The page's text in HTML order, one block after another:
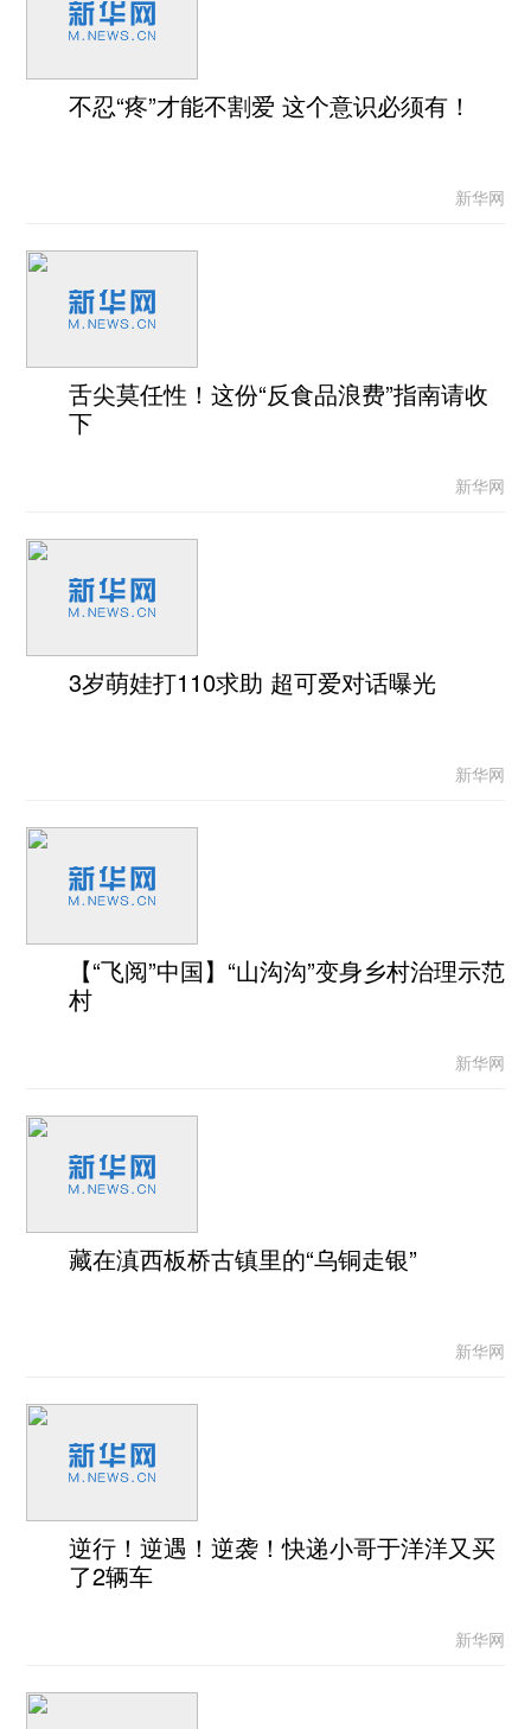
不忍“疼”才能不割爱 这个意识必须有！
新华网
舌尖莫任性！这份“反食品浪费”指南请收
下
新华网
3岁萌娃打110求助 超可爱对话曝光
新华网
【“飞阅”中国】“山沟沟”变身乡村治理示范
村
新华网
藏在滇西板桥古镇里的“乌铜走银”
新华网
逆行！逆遇！逆袭！快递小哥于洋洋又买
了2辆车
新华网